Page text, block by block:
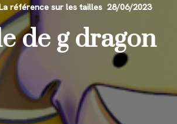
28/06/2023
de g dragon